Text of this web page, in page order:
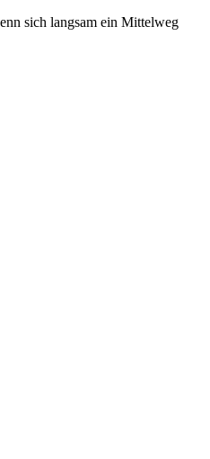
sich langsam ein Mittelweg